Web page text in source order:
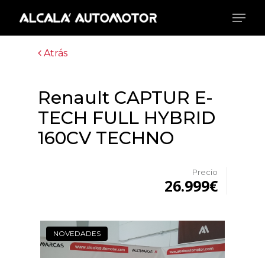
Menu
Atrás
Renault CAPTUR E-
TECH FULL HYBRID
160CV TECHNO
Precio
26.999€
NOVEDADES
Close